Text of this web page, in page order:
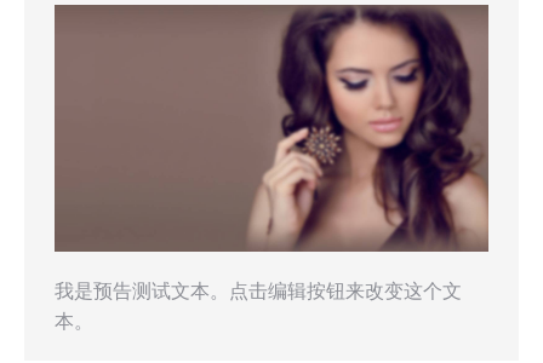
我是预告测试文本。点击编辑按钮来改变这个文
本。